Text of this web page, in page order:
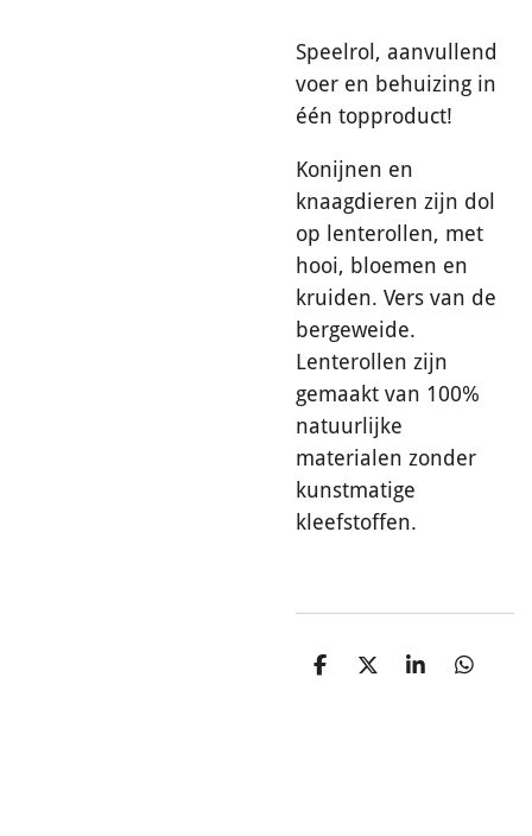
Speelrol, aanvullend
voer en behuizing in
één topproduct!
Konijnen en
knaagdieren zijn dol
op lenterollen, met
hooi, bloemen en
kruiden. Vers van de
bergeweide.
Lenterollen zijn
gemaakt van 100%
natuurlijke
materialen zonder
kunstmatige
kleefstoffen.
D
D
S
D